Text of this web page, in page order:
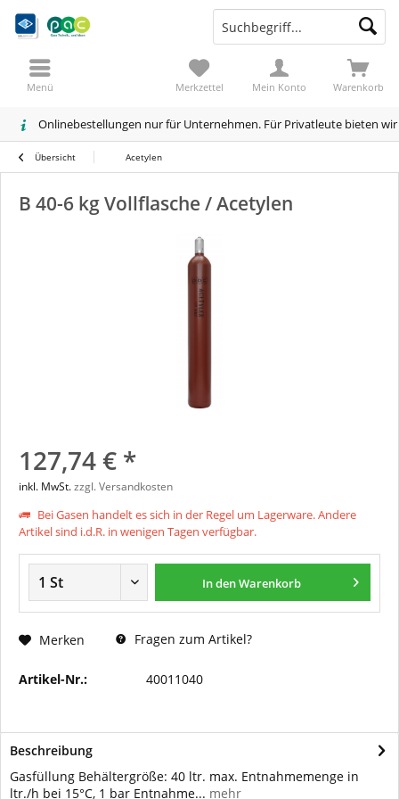
Onlinebestellungen nur für Unternehmen. Für Privatleute bieten
Warenkorb
Merkzettel Mein Konto
Menü
Übersicht Acetylen
B 40-6 kg Vollflasche / Acetylen
127,74 € *
inkl. MwSt.zzgl. Versandkosten
Bei Gasen handelt es sich in der Regel um Lagerware. Andere
Artikel sind i.d.R. in wenigen Tagen verfügbar.
In denWarenkorb
Merken Fragen zum Artikel?
Artikel-Nr.: 40011040
Beschreibung
Gasfüllung Behältergröße: 40 ltr. max. Entnahmemenge in
ltr./h bei 15°C, 1 bar Entnahme... mehr